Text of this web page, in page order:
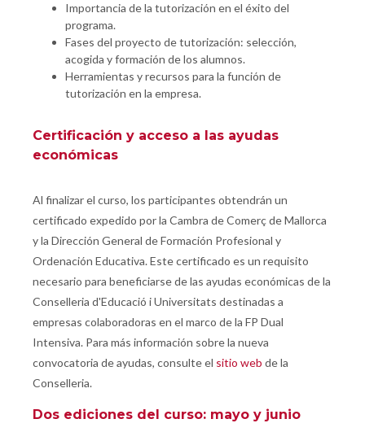
Importancia de la tutorización en el éxito del
programa.
Fases del proyecto de tutorización: selección,
acogida y formación de los alumnos.
Herramientas y recursos para la función de
tutorización en la empresa.
Certificación y acceso a las ayudas
económicas
Al finalizar el curso, los participantes obtendrán un
certificado expedido por la Cambra de Comerç de Mallorca
y la Dirección General de Formación Profesional y
Ordenación Educativa. Este certificado es un requisito
necesario para beneficiarse de las ayudas económicas de la
Conselleria d'Educació i Universitats destinadas a
empresas colaboradoras en el marco de la FP Dual
Intensiva. Para más información sobre la nueva
convocatoria de ayudas, consulte el sitio web de la
Conselleria.
Dos ediciones del curso: mayo y junio